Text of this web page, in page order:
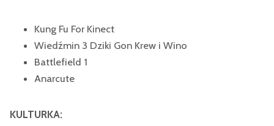
Kung Fu For Kinect
Wiedźmin 3 Dziki Gon Krew i Wino
Battlefield 1
Anarcute
KULTURKA: